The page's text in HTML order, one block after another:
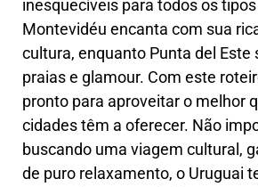
inesquecíveis para todos os
Montevidéu encanta com sua
cultura, enquanto Punta del Este
praias e glamour. Com este
pronto para aproveitar o melhor
cidades têm a oferecer. Não
buscando uma viagem cultural,
de puro relaxamento, o Uruguai